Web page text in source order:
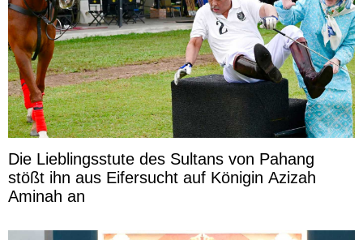
Die Lieblingsstute des Sultans von Pahang
stößt ihn aus Eifersucht auf Königin Azizah
Aminah an